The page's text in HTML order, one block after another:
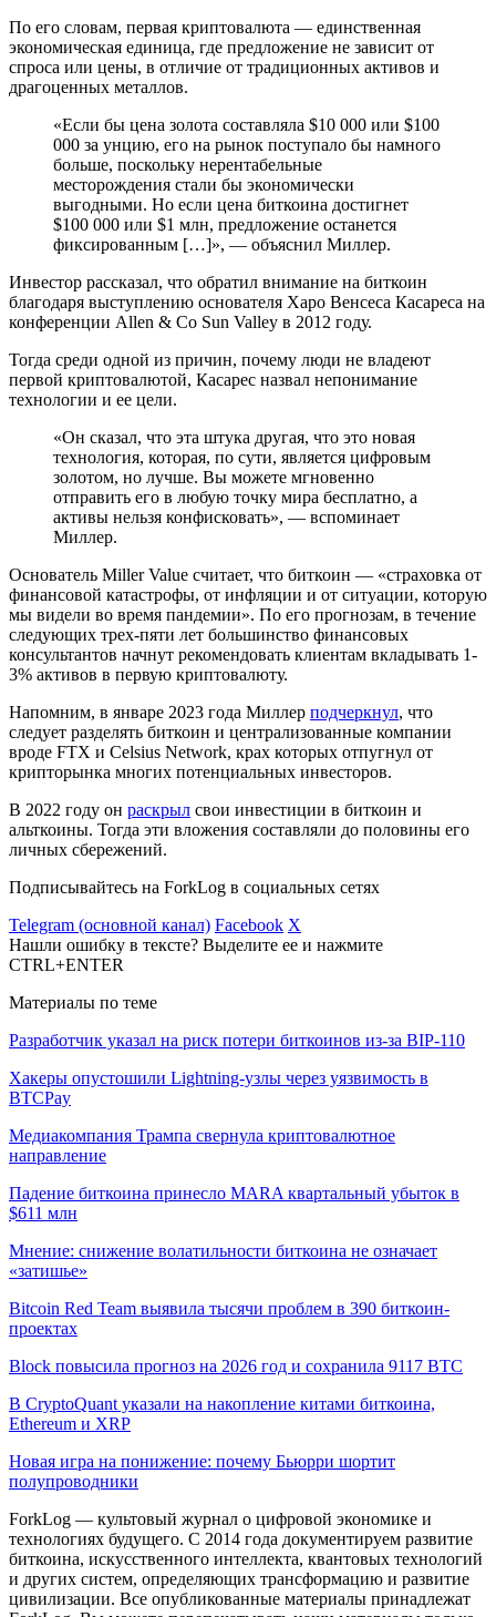
По его словам, первая криптовалюта — единственная
экономическая единица, где предложение не зависит от
спроса или цены, в отличие от традиционных активов и
драгоценных металлов.
«Если бы цена золота составляла $10 000 или $100
000 за унцию, его на рынок поступало бы намного
больше, поскольку нерентабельные
месторождения стали бы экономически
выгодными. Но если цена биткоина достигнет
$100 000 или $1 млн, предложение останется
фиксированным […]», — объяснил Миллер.
Инвестор рассказал, что обратил внимание на биткоин
благодаря выступлению основателя Xapo Венсеса Касареса на
конференции Allen & Co Sun Valley в 2012 году.
Тогда среди одной из причин, почему люди не владеют
первой криптовалютой, Касарес назвал непонимание
технологии и ее цели.
«Он сказал, что эта штука другая, что это новая
технология, которая, по сути, является цифровым
золотом, но лучше. Вы можете мгновенно
отправить его в любую точку мира бесплатно, а
активы нельзя конфисковать», — вспоминает
Миллер.
Основатель Miller Value считает, что биткоин — «страховка от
финансовой катастрофы, от инфляции и от ситуации, которую
мы видели во время пандемии». По его прогнозам, в течение
следующих трех-пяти лет большинство финансовых
консультантов начнут рекомендовать клиентам вкладывать 1-
3% активов в первую криптовалюту.
Напомним, в январе 2023 года Миллер подчеркнул, что
следует разделять биткоин и централизованные компании
вроде FTX и Celsius Network, крах которых отпугнул от
крипторынка многих потенциальных инвесторов.
В 2022 году он раскрыл свои инвестиции в биткоин и
альткоины. Тогда эти вложения составляли до половины его
личных сбережений.
Подписывайтесь на ForkLog в социальных сетях
Telegram (основной канал) Facebook X
Нашли ошибку в тексте? Выделите ее и нажмите
CTRL+ENTER
Материалы по теме
Разработчик указал на риск потери биткоинов из-за BIP-110
Хакеры опустошили Lightning-узлы через уязвимость в
BTCPay
Медиакомпания Трампа свернула криптовалютное
направление
Падение биткоина принесло MARA квартальный убыток в
$611 млн
Мнение: снижение волатильности биткоина не означает
«затишье»
Bitcoin Red Team выявила тысячи проблем в 390 биткоин-
проектах
Block повысила прогноз на 2026 год и сохранила 9117 BTC
В CryptoQuant указали на накопление китами биткоина,
Ethereum и XRP
Новая игра на понижение: почему Бьюрри шортит
полупроводники
ForkLog — культовый журнал о цифровой экономике и
технологиях будущего. С 2014 года документируем развитие
биткоина, искусственного интеллекта, квантовых технологий
и других систем, определяющих трансформацию и развитие
цивилизации. Все опубликованные материалы принадлежат